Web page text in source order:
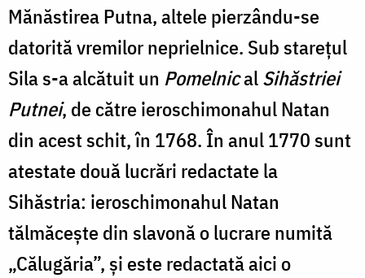
Mănăstirea Putna, altele pierzându-se
datorită vremilor neprielnice. Sub starețul
Sila s-a alcătuit un PomelnicalSihăstriei
Putnei, de către ieroschimonahul Natan
din acest schit, în 1768. În anul 1770 sunt
atestate două lucrări redactate la
Sihăstria: ieroschimonahul Natan
tălmăceşte din slavonă o lucrare numită
„Călugăria”, şi este redactată aici o